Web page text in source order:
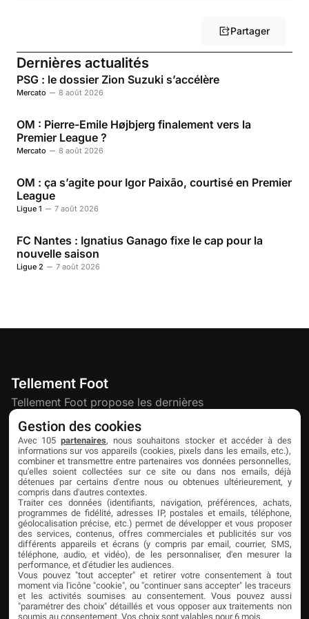
Partager
Dernières actualités
PSG : le dossier Zion Suzuki s’accélère
Mercato 8 août 2026
OM : Pierre-Emile Højbjerg finalement vers la
Premier League ?
Mercato 8 août 2026
OM : ça s’agite pour Igor Paixão, courtisé en Premier
League
Ligue 1 7 août 2026
FC Nantes : Ignatius Ganago fixe le cap pour la
nouvelle saison
Ligue 2 7 août 2026
Tellement Foot
Tellement Foot propose les dernières
actualités et nouveautés créatives dédiées
au football.
Découvrir
À propos
Contact
Publicité
Liens utiles
Mentions légales
Confidentialité
Cookies
Partenaires
Livefoot
Jeunesfooteux
Tólmi Studio
King Score
Foot en France
Gestion des cookies
Avec 105 partenaires, nous souhaitons stocker et accéder à des
informations sur vos appareils (cookies, pixels dans les emails, etc.),
combiner et transmettre entre partenaires vos données personnelles,
qu'elles soient collectées sur ce site ou dans nos emails, déjà
détenues par certains d'entre nous ou obtenues ultérieurement, y
compris dans d'autres contextes.
Traiter ces données (identifiants, navigation, préférences, achats,
programmes de fidélité, adresses IP, postales et emails, téléphone,
géolocalisation précise, etc.) permet de développer et vous proposer
des services, contenus, offres commerciales et publicités sur vos
différents appareils et écrans (y compris par email, courrier, SMS,
téléphone, audio, et vidéo), de les personnaliser, d'en mesurer la
performance, et d'étudier les audiences.
Vous pouvez "tout accepter" et retirer votre consentement à tout
moment via l'icône "cookie", ou "continuer sans accepter" les traceurs
et les activités soumises au consentement. Vous pouvez aussi
"paramétrer des choix" détaillés et vous opposer aux traitements non
soumis au consentement. Vos choix sont valables pour 6 mois.